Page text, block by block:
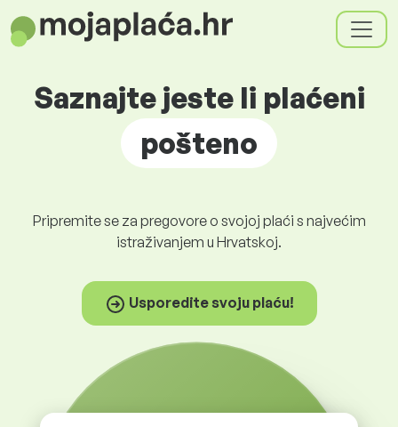
Saznajte jeste li plaćeni
pošteno
Pripremite se za pregovore o svojoj plaći s najvećim
istraživanjem u Hrvatskoj.
Usporedite svoju plaću!